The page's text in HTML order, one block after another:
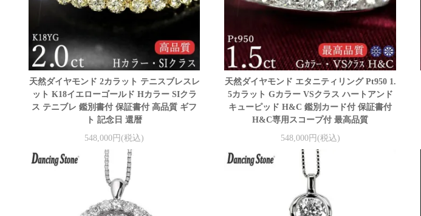
天然ダイヤモンド 2カラット テニスブレスレ
ット K18イエローゴールド Hカラー SIクラ
ス テニブレ 鑑別書付 保証書付 高品質 ギフ
ト 記念日 還暦
548,000円(税込)
天然ダイヤモンド エタニティリング Pt950 1.
5カラット Gカラー VSクラス ハートアンド
キューピッド H&C 鑑別カード付 保証書付
H&C専用スコープ付 最高品質
548,000円(税込)